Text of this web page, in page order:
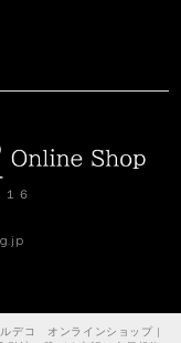
６
デコ オンラインショップ |